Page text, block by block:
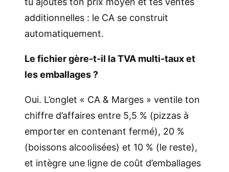
additionnelles : le CA se construit
automatiquement.
Le fichier gère-t-il la TVA multi-taux et
les emballages ?
Oui. L’onglet « CA & Marges » ventile ton
chiffre d’affaires entre 5,5 % (pizzas à
emporter en contenant fermé), 20 %
(boissons alcoolisées) et 10 % (le reste),
et intègre une ligne de coût d’emballages